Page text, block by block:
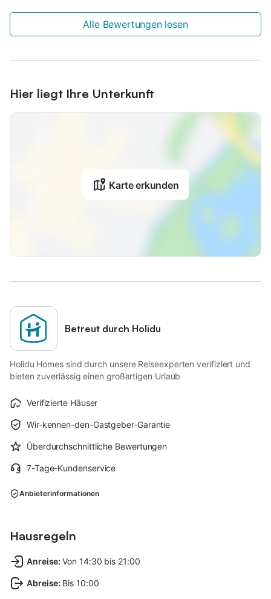
trennen.
Nach der Buchung füllen Sie bitte das Holidu-Kontaktformular
Adresse an. Dies hilft dem Gastgeber, Ihren Aufenthalt
€ pro Person
Alle Bewertungen lesen
Hier liegt Ihre Unterkunft
Karte erkunden
Betreut durch Holidu
Holidu Homes sind durch unsere Reiseexperten verifiziert und
bieten zuverlässig einen großartigen Urlaub
Verifizierte Häuser
Wir-kennen-den-Gastgeber-Garantie
Überdurchschnittliche Bewertungen
7-Tage-Kundenservice
Anbieterinformationen
Hausregeln
Anreise: Von 14:30 bis 21:00
Abreise: Bis 10:00